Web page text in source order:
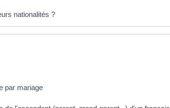
nationalités ?
par mariage